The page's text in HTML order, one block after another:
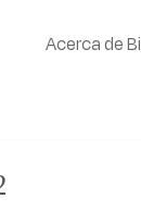
Acerca de